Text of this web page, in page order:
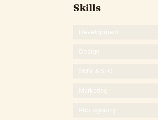
Skills
Development
Design
SMM & SEO
Marketing
Photography